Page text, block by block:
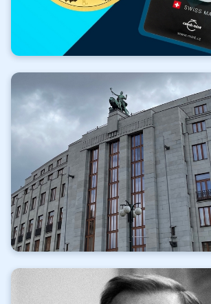
Zlato zdarma
k nákupu
Číst dále
Všechny články
Zdržení realizace
emisního plánu ČNB